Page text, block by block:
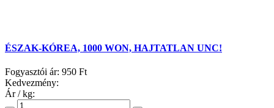
ÉSZAK-KÓREA, 1000 WON, HAJTATLAN UNC!
Fogyasztói ár: 950 Ft
Kedvezmény:
Ár / kg: